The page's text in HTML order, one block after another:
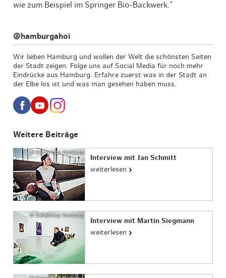
wie zum Beispiel im Springer Bio-Backwerk."
@hamburgahoi
Wir lieben Hamburg und wollen der Welt die schönsten Seiten
der Stadt zeigen. Folge uns auf Social Media für noch mehr
Eindrücke aus Hamburg. Erfahre zuerst was in der Stadt an
der Elbe los ist und was man gesehen haben muss.
Weitere Beiträge
© Geheimtipp Hamburg
Interview mit Jan Schmitt
weiterlesen ›
© Geheimtipp Hamburg
Interview mit Martin Siegmann
weiterlesen ›